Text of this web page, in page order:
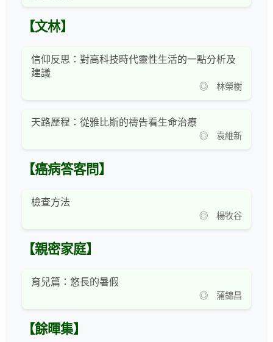
【文林】
信仰反思：對高科技時代靈性生活的一點分析及
建議
◎ 林榮樹
天路歷程：從雅比斯的禱告看生命治療
◎ 袁維新
【癌病答客問】
檢查方法
◎ 楊牧谷
【親密家庭】
育兒篇：悠長的暑假
◎ 蒲錦昌
【餘暉集】